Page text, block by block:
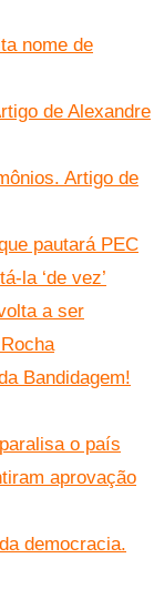
nome de
de Alexandre
Artigo de
pautará PEC
la ‘de vez’
a ser
Bandidagem!
o país
aprovação
democracia.